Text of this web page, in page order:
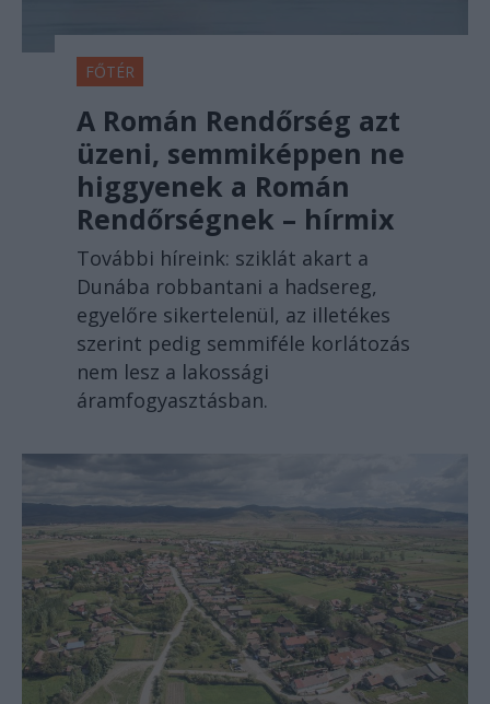
FŐTÉR
A Román Rendőrség azt
üzeni, semmiképpen ne
higgyenek a Román
Rendőrségnek – hírmix
További híreink: sziklát akart a
Dunába robbantani a hadsereg,
egyelőre sikertelenül, az illetékes
szerint pedig semmiféle korlátozás
nem lesz a lakossági
áramfogyasztásban.